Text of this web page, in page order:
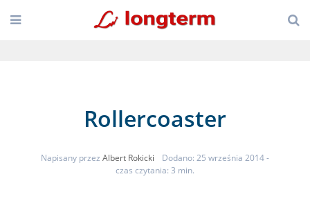
Rollercoaster
Napisany przez Albert Rokicki Dodano: 25 września 2014-
czas czytania: 3 min.